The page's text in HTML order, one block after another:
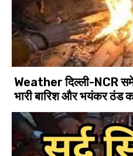
Weather दिल्ली-NCR
भारी बारिश और भयंकर ठंड